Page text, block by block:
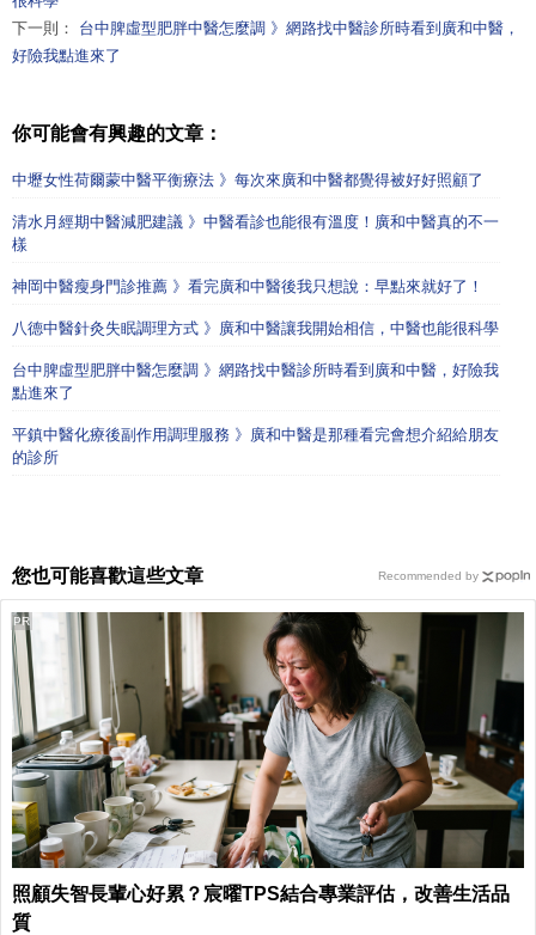
下一則： 台中脾虛型肥胖中醫怎麼調 》網路找中醫診所時看到廣和中醫，
好險我點進來了
你可能會有興趣的文章：
中壢女性荷爾蒙中醫平衡療法 》每次來廣和中醫都覺得被好好照顧了
清水月經期中醫減肥建議 》中醫看診也能很有溫度！廣和中醫真的不一
樣
神岡中醫瘦身門診推薦 》看完廣和中醫後我只想說：早點來就好了！
八德中醫針灸失眠調理方式 》廣和中醫讓我開始相信，中醫也能很科學
台中脾虛型肥胖中醫怎麼調 》網路找中醫診所時看到廣和中醫，好險我
點進來了
平鎮中醫化療後副作用調理服務 》廣和中醫是那種看完會想介紹給朋友
的診所
您也可能喜歡這些文章
照顧失智長輩心好累？宸曜TPS結合專業評估，改善生活品
質
PR
Recommended by